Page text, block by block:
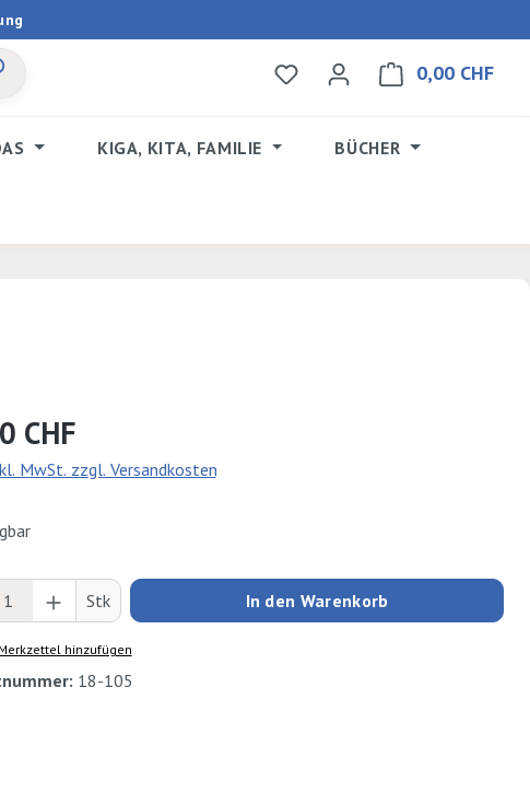
Du hast 0 Produkte auf
0,00 CHF
KIGA, KITA, FAMILIE BÜCHER
Preis:
CHF
MwSt. zzgl. Versandkosten
Anzahl: Gib den gewünschten Wert ein
Stk In den Warenkorb
hinzufügen
18-105